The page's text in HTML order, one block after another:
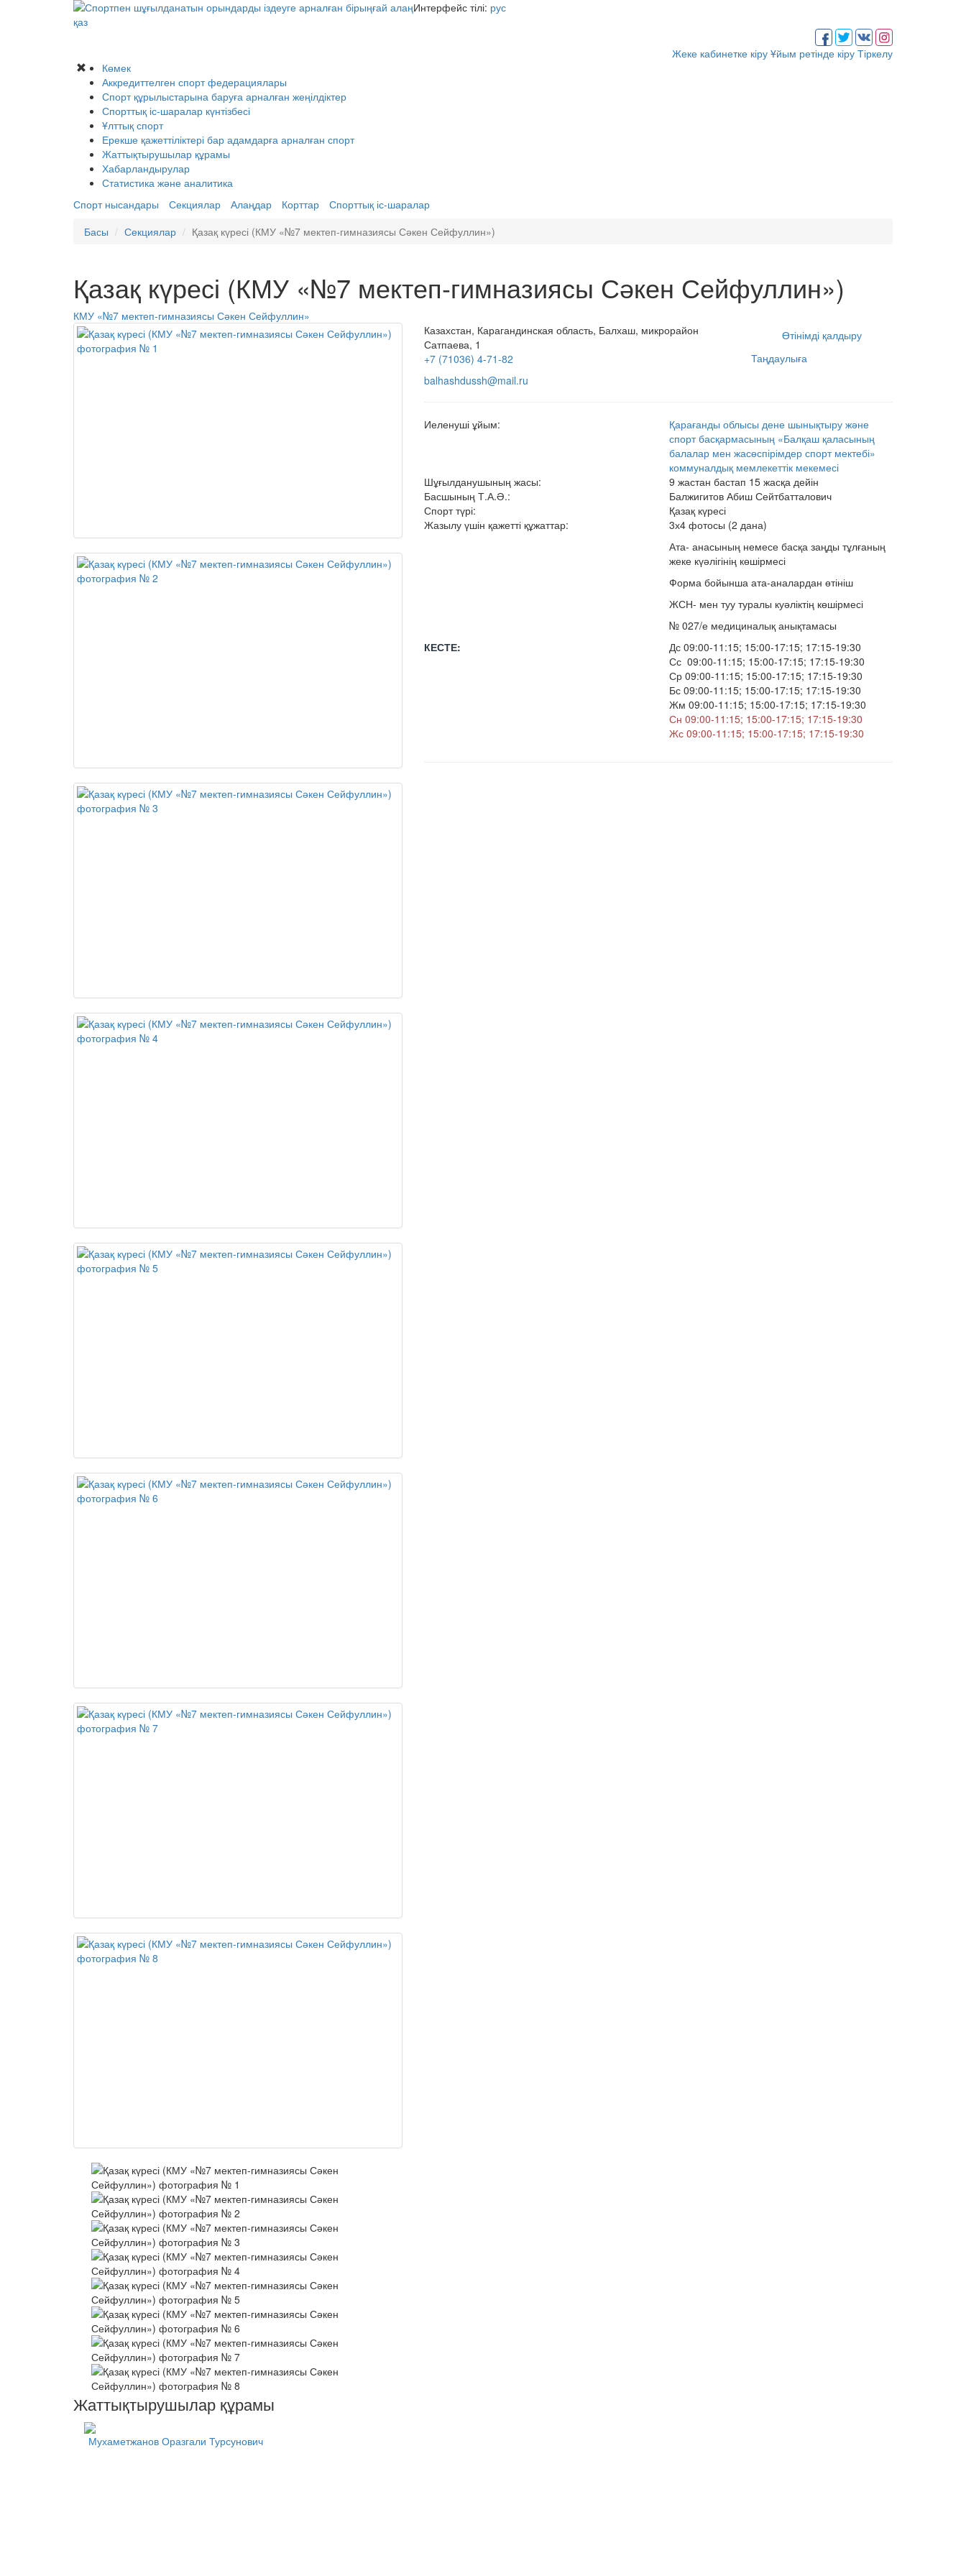
Интерфейс тілі: рус
қаз
Жеке кабинетке кіру Ұйым ретінде кіру Тіркелу
Көмек
Аккредиттелген спорт федерациялары
Спорт құрылыстарына баруға арналған жеңілдіктер
Спорттық іс-шаралар күнтізбесі
Ұлттық спорт
Ерекше қажеттіліктері бар адамдарға арналған спорт
Жаттықтырушылар құрамы
Хабарландырулар
Статистика және аналитика
Спорт нысандары
Секциялар Алаңдар Корттар
Спорттық іс-шаралар
Басы
Секциялар Қазақ күресі (КМУ «№7 мектеп-гимназиясы Сәкен Сейфуллин»)
Қазақ күресі (КМУ «№7 мектеп-гимназиясы Сәкен Сейфуллин»)
КМУ «№7 мектеп-гимназиясы Сәкен Сейфуллин»
Өтінімді қалдыру
Таңдаулыға
Казахстан, Карагандинская область, Балхаш, микрорайон
Сатпаева, 1
+7 (71036) 4-71-82
balhashdussh@mail.ru
Иеленуші ұйым:
Қарағанды облысы дене шынықтыру және
спорт басқармасының «Балқаш қаласының
балалар мен жасөспірімдер спорт мектебі»
коммуналдық мемлекеттік мекемесі
Шұғылданушының жасы:
9 жастан бастап 15 жасқа дейін
Басшының Т.А.Ә.:
Балжигитов Абиш Сейтбатталович
Спорт түрі:
Қазақ күресі
Жазылу үшін қажетті құжаттар:
3х4 фотосы (2 дана)
Ата- анасының немесе басқа заңды тұлғаның
жеке күәлігінің көшірмесі
Форма бойынша ата-аналардан өтініш
ЖСН- мен туу туралы куәліктің көшірмесі
№ 027/е медициналық анықтамасы
КЕСТЕ:
Дс 09:00-11:15; 15:00-17:15; 17:15-19:30
Сс 09:00-11:15; 15:00-17:15; 17:15-19:30
Ср 09:00-11:15; 15:00-17:15; 17:15-19:30
Бс 09:00-11:15; 15:00-17:15; 17:15-19:30
Жм 09:00-11:15; 15:00-17:15; 17:15-19:30
Сн 09:00-11:15; 15:00-17:15; 17:15-19:30
Жс 09:00-11:15; 15:00-17:15; 17:15-19:30
Жаттықтырушылар құрамы
Мухаметжанов Оразгали Турсунович